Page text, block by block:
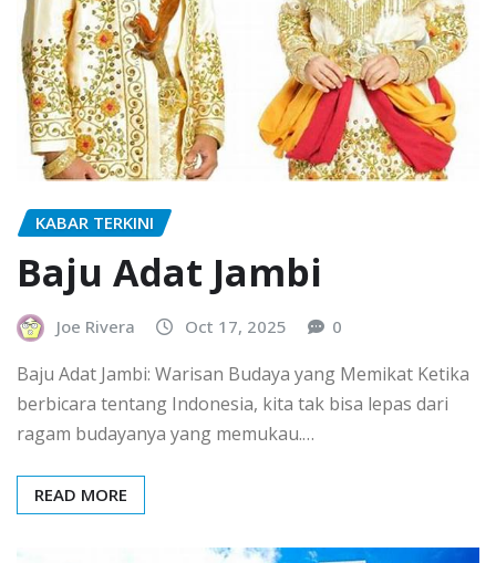
KABAR TERKINI
Baju Adat Jambi
Joe Rivera Oct 17, 2025 0
Baju Adat Jambi: Warisan Budaya yang Memikat Ketika
berbicara tentang Indonesia, kita tak bisa lepas dari
ragam budayanya yang memukau.…
READ MORE